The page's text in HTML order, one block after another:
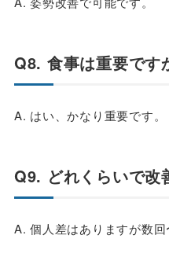
Q8. 食事は重要です
A. はい、かなり重要です。
Q9. どれくらいで改
A. 個人差はありますが数回